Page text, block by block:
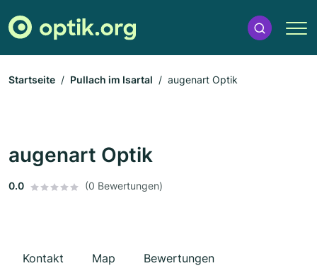
Startseite Pullach im Isartal augenart Optik
augenart Optik
0.0 (0 Bewertungen)
Kontakt Map Bewertungen